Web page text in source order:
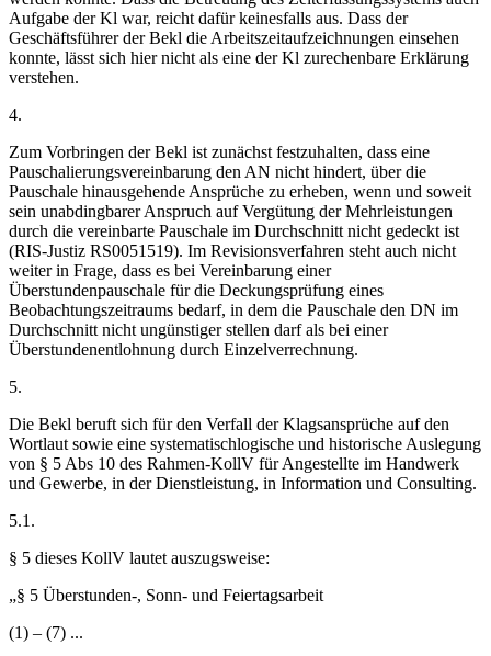
Aufgabe der Kl war, reicht dafür keinesfalls aus. Dass der
Geschäftsführer der Bekl die Arbeitszeitaufzeichnungen einsehen
konnte, lässt sich hier nicht als eine der Kl zurechenbare Erklärung
verstehen.
4.
Zum Vorbringen der Bekl ist zunächst festzuhalten, dass eine
Pauschalierungsvereinbarung den AN nicht hindert, über die
Pauschale hinausgehende Ansprüche zu erheben, wenn und soweit
sein unabdingbarer Anspruch auf Vergütung der Mehrleistungen
durch die vereinbarte Pauschale im Durchschnitt nicht gedeckt ist
(RIS-Justiz RS0051519). Im Revisionsverfahren steht auch nicht
weiter in Frage, dass es bei Vereinbarung einer
Überstundenpauschale für die Deckungsprüfung eines
Beobachtungszeitraums bedarf, in dem die Pauschale den DN im
Durchschnitt nicht ungünstiger stellen darf als bei einer
Überstundenentlohnung durch Einzelverrechnung.
5.
Die Bekl beruft sich für den Verfall der Klagsansprüche auf den
Wortlaut sowie eine systematischlogische und historische Auslegung
von § 5 Abs 10 des Rahmen-KollV für Angestellte im Handwerk
und Gewerbe, in der Dienstleistung, in Information und Consulting.
5.1.
§ 5 dieses KollV lautet auszugsweise:
„§ 5 Überstunden-, Sonn- und Feiertagsarbeit
(1) – (7) ...